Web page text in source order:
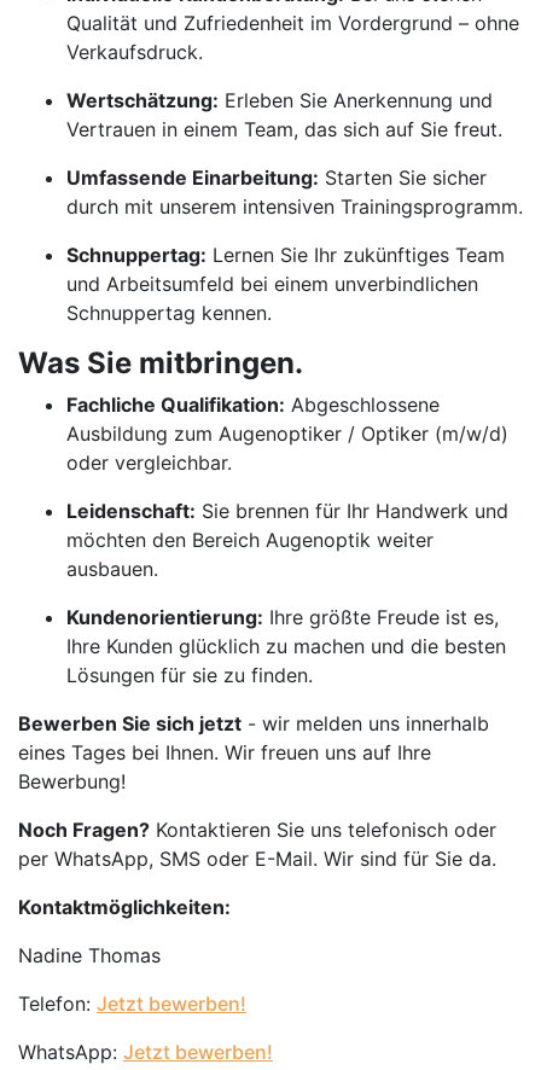
Qualität und Zufriedenheit im Vordergrund – ohne
Verkaufsdruck.
Wertschätzung: Erleben Sie Anerkennung und
Vertrauen in einem Team, das sich auf Sie freut.
Umfassende Einarbeitung: Starten Sie sicher
durch mit unserem intensiven Trainingsprogramm.
Schnuppertag: Lernen Sie Ihr zukünftiges Team
und Arbeitsumfeld bei einem unverbindlichen
Schnuppertag kennen.
Was Sie mitbringen.
Fachliche Qualifikation: Abgeschlossene
Ausbildung zum Augenoptiker / Optiker (m/w/d)
oder vergleichbar.
Leidenschaft: Sie brennen für Ihr Handwerk und
möchten den Bereich Augenoptik weiter
ausbauen.
Kundenorientierung: Ihre größte Freude ist es,
Ihre Kunden glücklich zu machen und die besten
Lösungen für sie zu finden.
Bewerben Sie sich jetzt - wir melden uns innerhalb
eines Tages bei Ihnen. Wir freuen uns auf Ihre
Bewerbung!
Noch Fragen? Kontaktieren Sie uns telefonisch oder
per WhatsApp, SMS oder E-Mail. Wir sind für Sie da.
Kontaktmöglichkeiten:
Nadine Thomas
Telefon: Jetzt bewerben!
WhatsApp: Jetzt bewerben!